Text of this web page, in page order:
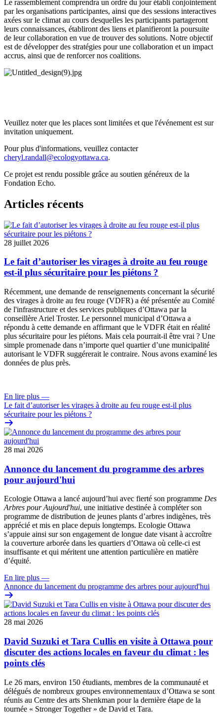
Le rassemblement comprendra un ordre du jour établi conjointement
par les organisations participantes, ainsi que des sessions interactives
axées sur le climat au cours desquelles les participants partageront
leurs connaissances, établiront des liens et planifieront la poursuite
de leur collaboration en vue de trouver des solutions. Notre objectif
est de développer des stratégies pour une collaboration et un impact
accrus, ainsi que de renforcer nos coalitions.
Veuillez noter que les places sont limitées et que l'événement est sur
invitation uniquement.
Pour plus d'informations, veuillez contacter
cheryl.randall@ecologyottawa.ca.
Ce projet est rendu possible grâce au soutien généreux de la
Fondation Echo.
Articles récents
28 juillet 2026
Le fait d’autoriser les virages à droite au feu rouge
est-il plus sécuritaire pour les piétons ?
Récemment, une demande de renseignements concernant la sécurité
des virages à droite au feu rouge (VDFR) a été présentée au Comité
de l'infrastructure et des services publiques d’Ottawa par la
conseillère Ariel Troster. Le personnel municipal d’Ottawa a
répondu à cette demande en affirmant que le VDFR était en réalité
plus sécuritaire pour les piétons. Mais cela pourrait-il être vrai ? Une
simple promenade dans n’importe quel quartier d’une municipalité
autorisant le VDFR suggérerait le contraire. Nous avons examiné les
données de plus près.
En lire plus —
Le fait d’autoriser les virages à droite au feu rouge est-il plus
sécuritaire pour les piétons ?
28 mai 2026
Annonce du lancement du programme des arbres
pour aujourd'hui
Ecologie Ottawa a lancé aujourd’hui avec fierté son programme Des
Arbres pour Aujourd'hui, une initiative destinée à compléter son
programme de distribution de jeunes plants d’arbres indigènes, très
apprécié et mis en place depuis longtemps. Ecologie Ottawa
s’appuie ainsi sur son engagement de longue date visant à accroître
la couverture arborée dans les quartiers d’Ottawa où celle-ci est
insuffisante et qui méritent une attention particulière en matière
d’équité.
En lire plus —
Annonce du lancement du programme des arbres pour aujourd'hui
28 mai 2026
David Suzuki et Tara Cullis en visite à Ottawa pour
discuter des actions locales en faveur du climat : les
points clés
Le 26 mars, environ 150 étudiants, membres de la communauté et
délégués de nombreux groupes environnementaux d’Ottawa se sont
réunis au Centre des arts Shenkman pour la dernière étape de la
tournée « Stronger Together » de David et Tara.